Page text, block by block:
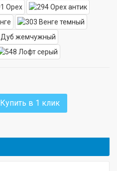
Купить в 1 клик